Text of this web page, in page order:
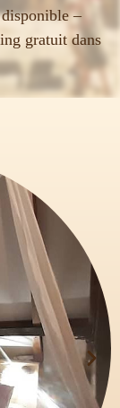
–
gratuit dans